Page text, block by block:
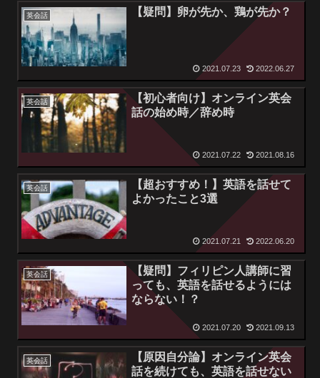
英会話 【疑問】卵が先か、鶏が先か？
2021.07.23 2022.06.27
英会話
【初心者向け】オンライン英会
話の始め時／辞め時
2021.07.22 2021.08.16
英会話
【超おすすめ！】英語を話せて
よかったこと3選
2021.07.21 2022.06.20
英会話
【疑問】フィリピン人講師に習
っても、英語を話せるようには
ならない！？
2021.07.20 2021.09.13
英会話
【原因自分論】オンライン英会
話を続けても、英語を話せない